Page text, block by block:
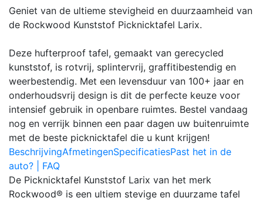
Geniet van de ultieme stevigheid en duurzaamheid van
de Rockwood Kunststof Picknicktafel Larix.
Deze hufterproof tafel, gemaakt van gerecycled
kunststof, is rotvrij, splintervrij, graffitibestendig en
weerbestendig. Met een levensduur van 100+ jaar en
onderhoudsvrij design is dit de perfecte keuze voor
intensief gebruik in openbare ruimtes. Bestel vandaag
nog en verrijk binnen een paar dagen uw buitenruimte
met de beste picknicktafel die u kunt krijgen!
BeschrijvingAfmetingenSpecificatiesPast het in de
auto? | FAQ
De Picknicktafel Kunststof Larix van het merk
Rockwood® is een ultiem stevige en duurzame tafel